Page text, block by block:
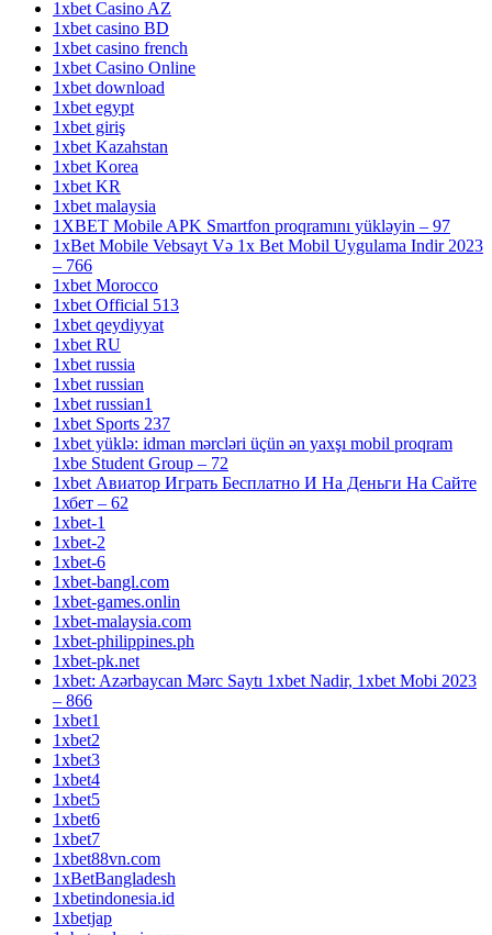
1xbet Casino AZ
1xbet casino BD
1xbet casino french
1xbet Casino Online
1xbet download
1xbet egypt
1xbet giriş
1xbet Kazahstan
1xbet Korea
1xbet KR
1xbet malaysia
1XBET Mobile APK Smartfon proqramını yükləyin – 97
1xBet Mobile Vebsayt Və 1x Bet Mobil Uygulama Indir 2023
– 766
1xbet Morocco
1xbet Official 513
1xbet qeydiyyat
1xbet RU
1xbet russia
1xbet russian
1xbet russian1
1xbet Sports 237
1xbet yüklə: idman mərcləri üçün ən yaxşı mobil proqram
1xbe Student Group – 72
1xbet Авиатор Играть Бесплатно И На Деньги На Сайте
1хбет – 62
1xbet-1
1xbet-2
1xbet-6
1xbet-bangl.com
1xbet-games.onlin
1xbet-malaysia.com
1xbet-philippines.ph
1xbet-pk.net
1xbet: Azərbaycan Mərc Saytı 1xbet Nadir, 1xbet Mobi 2023
– 866
1xbet1
1xbet2
1xbet3
1xbet4
1xbet5
1xbet6
1xbet7
1xbet88vn.com
1xBetBangladesh
1xbetindonesia.id
1xbetjap